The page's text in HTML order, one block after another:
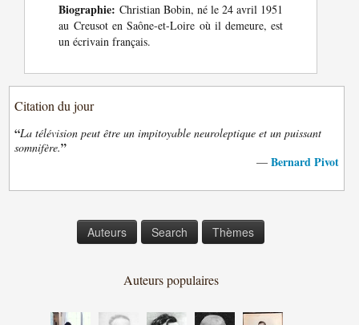
Biographie: Christian Bobin, né le 24 avril 1951
au Creusot en Saône-et-Loire où il demeure, est
un écrivain français.
Citation du jour
“La télévision peut être un impitoyable neuroleptique et un puissant
somnifère.”
— Bernard Pivot
Auteurs Search Thèmes
Auteurs populaires